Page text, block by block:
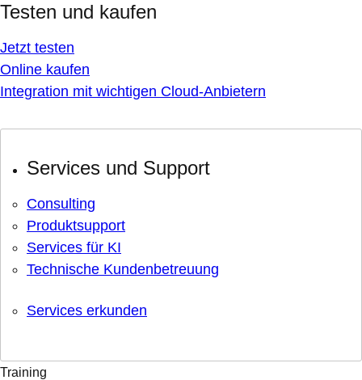
Testen und kaufen
Jetzt testen
Online kaufen
Integration mit wichtigen Cloud-Anbietern
Services und Support
Consulting
Produktsupport
Services für KI
Technische Kundenbetreuung
Services erkunden
Training